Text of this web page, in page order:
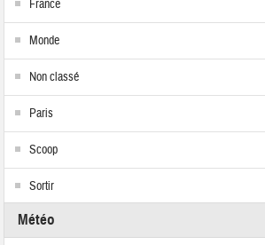
France
Monde
Non classé
Paris
Scoop
Sortir
Météo